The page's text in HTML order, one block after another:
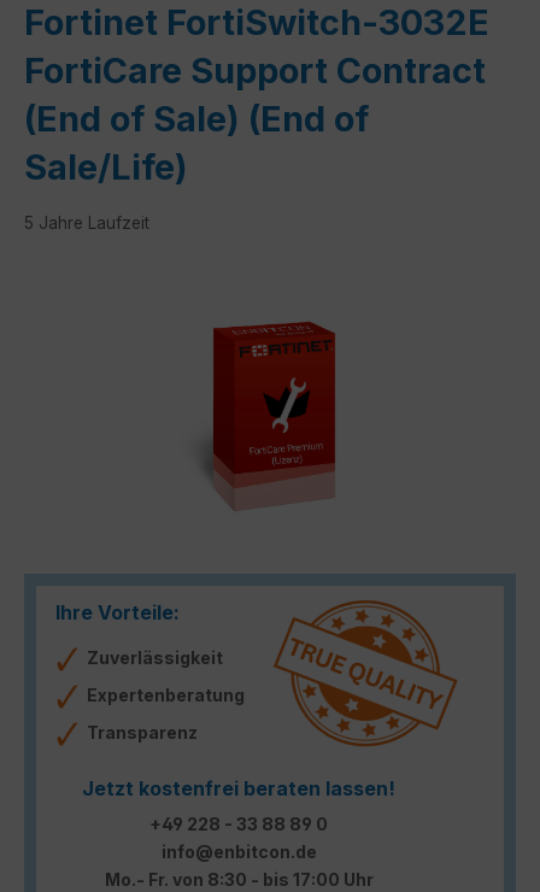
Fortinet FortiSwitch-3032E
FortiCare Support Contract
(End of Sale) (End of
Sale/Life)
5 Jahre Laufzeit
Ihre Vorteile:
Zuverlässigkeit
Expertenberatung
Transparenz
Jetzt kostenfrei beraten lassen!
+49 228 - 33 88 89 0
info@enbitcon.de
Mo.- Fr. von 8:30 - bis 17:00 Uhr